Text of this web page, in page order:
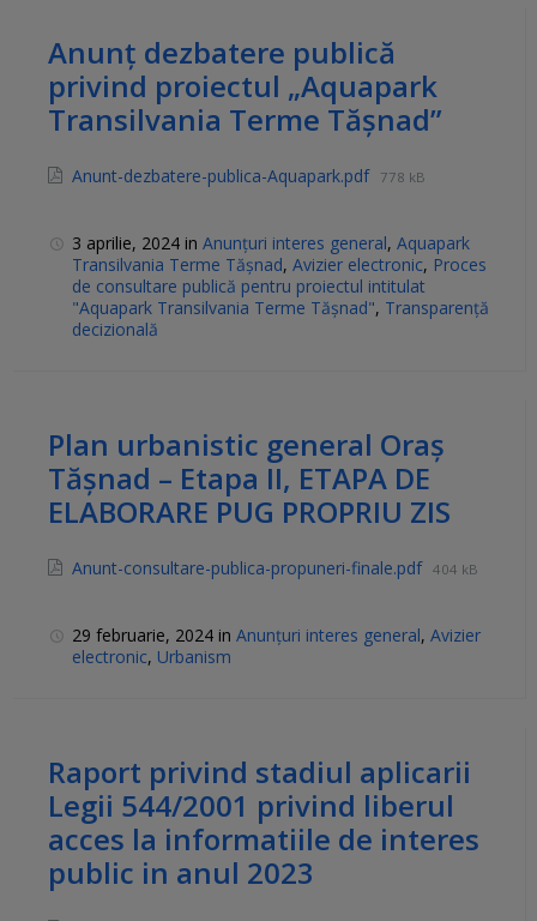
Anunț dezbatere publică
privind proiectul „Aquapark
Transilvania Terme Tășnad”
Anunt-dezbatere-publica-Aquapark.pdf 778 kB
3 aprilie, 2024 in Anunțuri interes general, Aquapark
Transilvania Terme Tășnad, Avizier electronic, Proces
de consultare publică pentru proiectul intitulat
"Aquapark Transilvania Terme Tășnad", Transparență
decizională
Plan urbanistic general Oraș
Tășnad – Etapa II, ETAPA DE
ELABORARE PUG PROPRIU ZIS
Anunt-consultare-publica-propuneri-finale.pdf 404 kB
29 februarie, 2024 in Anunțuri interes general, Avizier
electronic, Urbanism
Raport privind stadiul aplicarii
Legii 544/2001 privind liberul
acces la informatiile de interes
public in anul 2023